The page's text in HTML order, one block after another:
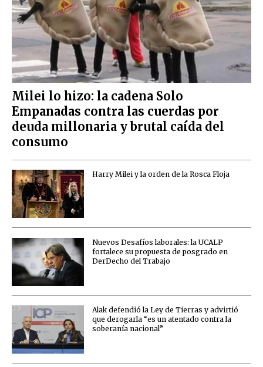
Milei lo hizo: la cadena Solo
Empanadas contra las cuerdas por
deuda millonaria y brutal caída del
consumo
Harry Milei y la orden de la Rosca Floja
Nuevos Desafíos laborales: la UCALP
fortalece su propuesta de posgrado en
DerDecho del Trabajo
Alak defendió la Ley de Tierras y advirtió
que derogarla “es un atentado contra la
soberanía nacional”